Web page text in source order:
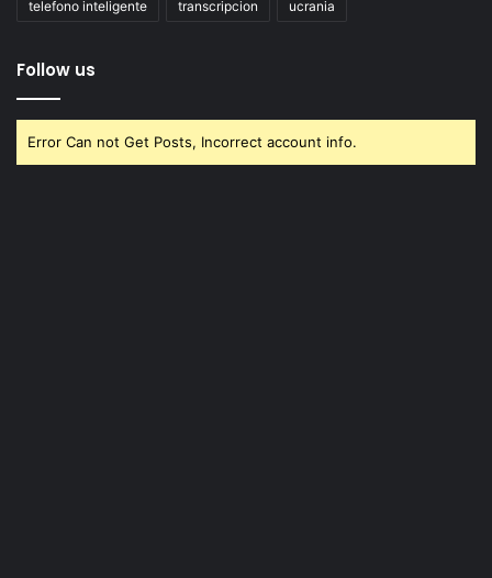
telefono inteligente transcripcion ucrania
Follow us
Error Can not Get Posts, Incorrect account info.